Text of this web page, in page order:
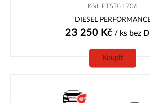
Kód: PTSTG1706
DIESEL
23 250 Kč/ ks bez
Koupit